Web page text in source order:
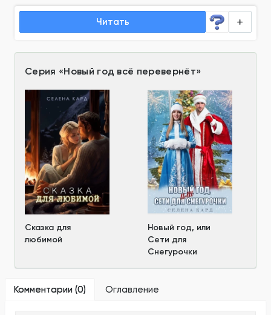
Читать
Серия «Новый год всё перевернёт»
Сказка для
любимой
Новый год, или
Сети для
Снегурочки
Комментарии (0) Оглавление